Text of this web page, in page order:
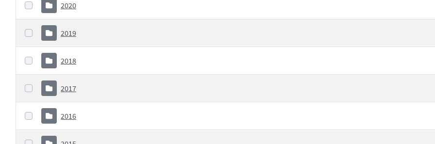
2020
2019
2018
2017
2016